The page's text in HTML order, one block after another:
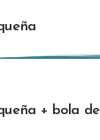
+ bola